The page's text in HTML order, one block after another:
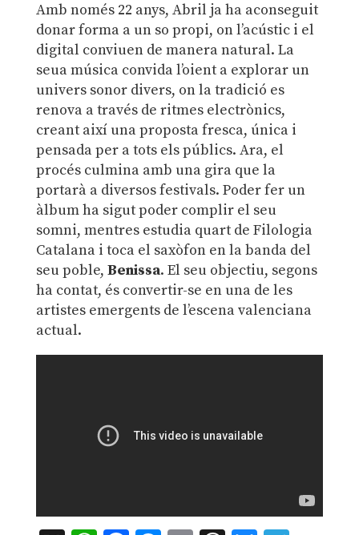
Amb només 22 anys, Abril ja ha aconseguit
donar forma a un so propi, on l’acústic i el
digital conviuen de manera natural. La
seua música convida l’oient a explorar un
univers sonor divers, on la tradició es
renova a través de ritmes electrònics,
creant així una proposta fresca, única i
pensada per a tots els públics. Ara, el
procés culmina amb una gira que la
portarà a diversos festivals. Poder fer un
àlbum ha sigut poder complir el seu
somni, mentres estudia quart de Filologia
Catalana i toca el saxòfon en la banda del
seu poble, Benissa. El seu objectiu, segons
ha contat, és convertir-se en una de les
artistes emergents de l’escena valenciana
actual.